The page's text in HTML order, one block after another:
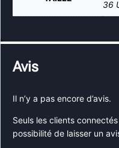
36
Avis
Il n’y a pas encore d’avis.
Seuls les clients
possibilité de laisser un